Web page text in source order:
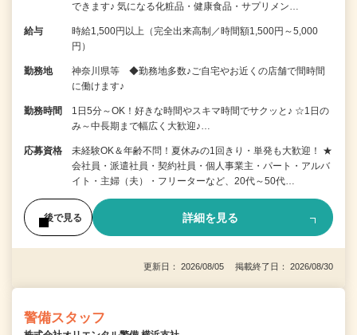
できます♪ 気になる化粧品・健康食品・サプリメン…
給与
時給1,500円以上（完全出来高制／時間額1,500円～5,000
円）
勤務地
神奈川県等 ◆勤務地多数♪ご自宅やお近くの店舗で間時間
に働けます♪
勤務時間
1日5分～OK！好きな時間やスキマ時間でサクッと♪ ☆1日の
み～中長期まで幅広く大歓迎♪…
応募資格
未経験OK＆年齢不問！夏休みの1回きり・単発も大歓迎！ ★
会社員・派遣社員・契約社員・個人事業主・パート・アルバ
イト・主婦（夫）・フリーターなど、20代～50代…
後で見る 詳細を見る
更新日： 2026/08/05 掲載終了日： 2026/08/30
警備スタッフ